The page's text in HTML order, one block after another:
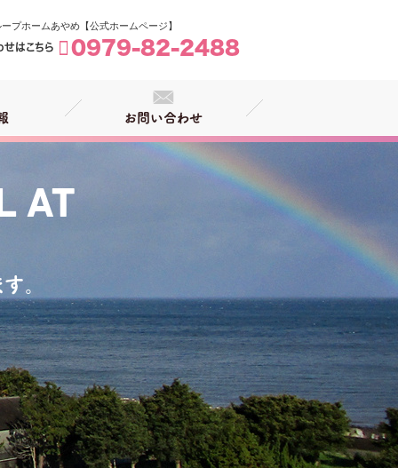
プホームあやめ【公式ホームページ】
せはこちら 0979-82-2488
お問い合わせ
AT
。